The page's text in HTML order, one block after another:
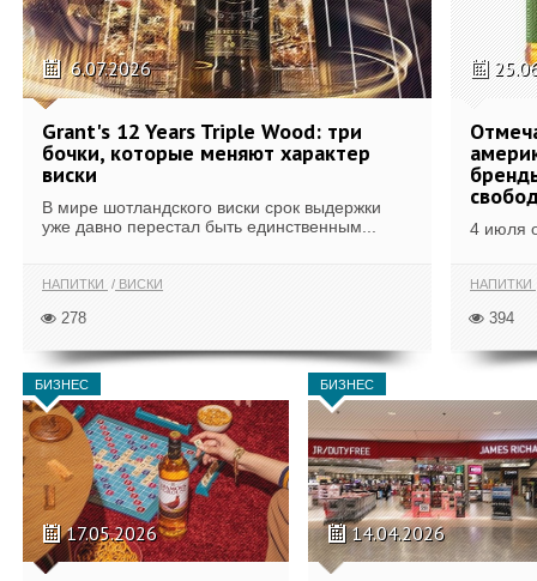
6.07.2026
Grant's 12 Years Triple Wood: три
бочки, которые меняют характер
виски
В мире шотландского виски срок выдержки
уже давно перестал быть единственным...
НАПИТКИ ВИСКИ
278
4 июля
НАПИТКИ
394
БИЗНЕС
17.05.2026
БИЗНЕС
14.04.2026